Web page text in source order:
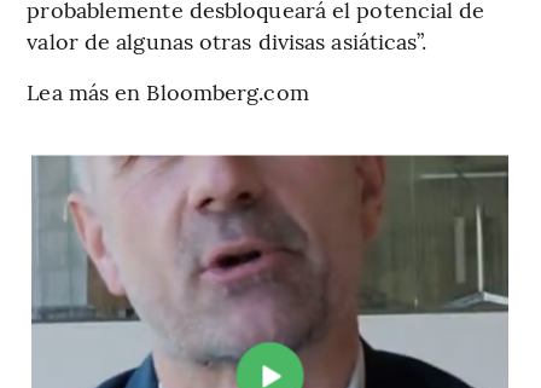
probablemente desbloqueará el potencial de
valor de algunas otras divisas asiáticas”.
Lea más en Bloomberg.com